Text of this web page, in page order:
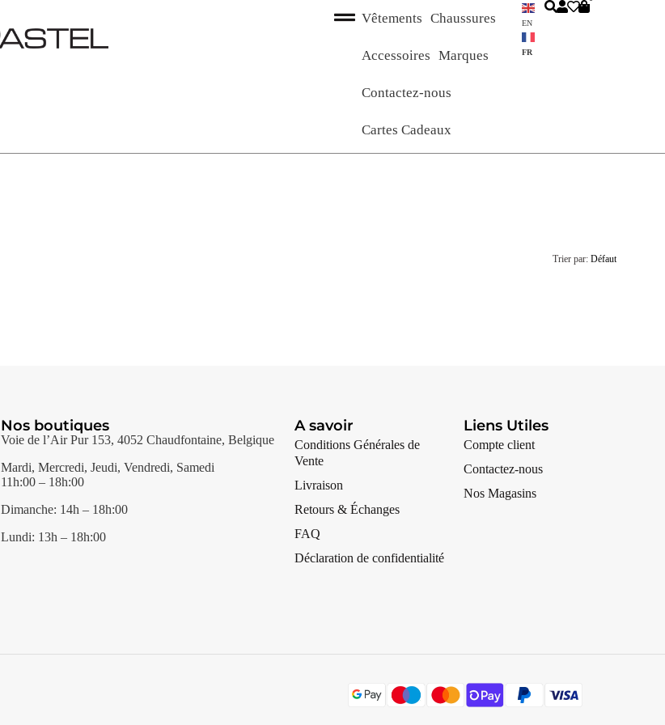
Vêtements Chaussures
Accessoires Marques
Contactez-nous
Cartes Cadeaux
EN
FR
Trier par: Défaut
Nos boutiques
Voie de l’Air Pur 153, 4052 Chaudfontaine, Belgique
Mardi, Mercredi, Jeudi, Vendredi, Samedi
11h:00 – 18h:00
Dimanche: 14h – 18h:00
Lundi: 13h – 18h:00
A savoir
Conditions Générales de
Vente
Livraison
Retours & Échanges
FAQ
Déclaration de confidentialité
Liens Utiles
Compte client
Contactez-nous
Nos Magasins